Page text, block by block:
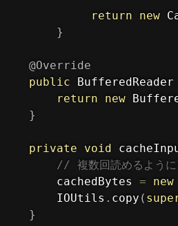
return new
}
@Override
public BufferedReader
return
new
}
private void
// 複数回読めるよう
        cachedBytes
= new
        IOUtils
. copy (
}